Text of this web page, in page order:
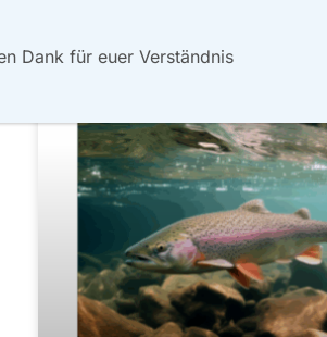
Dank für euer Verständnis